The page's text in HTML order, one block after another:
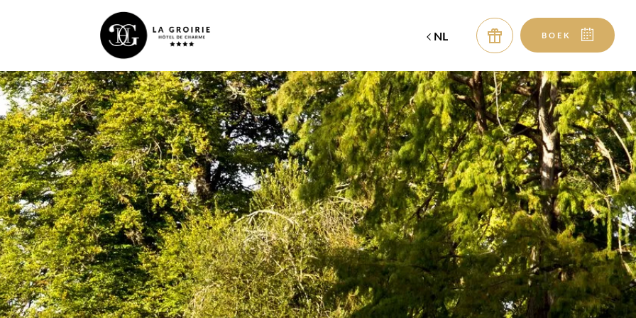
BOEK
NL
Aankomst
Aankomst
Vertrek
Vertrek